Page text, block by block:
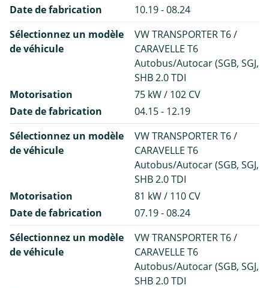
Date de fabrication
10.19 - 08.24
Sélectionnez un modèle
de véhicule
VW TRANSPORTER T6 /
CARAVELLE T6
Autobus/Autocar (SGB, SGJ,
SHB 2.0 TDI
Motorisation
75 kW / 102 CV
Date de fabrication
04.15 - 12.19
Sélectionnez un modèle
de véhicule
VW TRANSPORTER T6 /
CARAVELLE T6
Autobus/Autocar (SGB, SGJ,
SHB 2.0 TDI
Motorisation
81 kW / 110 CV
Date de fabrication
07.19 - 08.24
Sélectionnez un modèle
de véhicule
VW TRANSPORTER T6 /
CARAVELLE T6
Autobus/Autocar (SGB, SGJ,
SHB 2.0 TDI